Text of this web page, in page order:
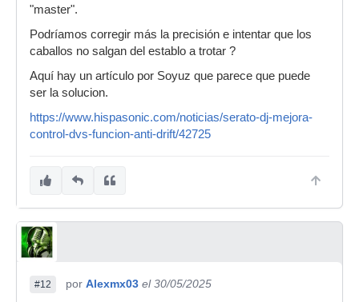
"master".
Podríamos corregir más la precisión e intentar que los
caballos no salgan del establo a trotar ?
Aquí hay un artículo por Soyuz que parece que puede
ser la solucion.
https://www.hispasonic.com/noticias/serato-dj-mejora-
control-dvs-funcion-anti-drift/42725
#12 por Alexmx03 el 30/05/2025